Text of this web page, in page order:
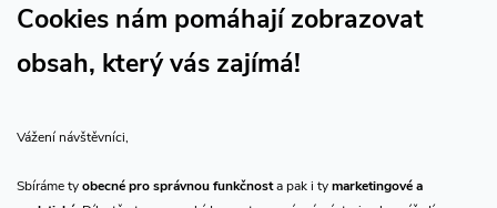
Cookies nám pomáhají zobrazovat
obsah, který vás zajímá!
Vážení návštěvníci,
Sbíráme tyobecné pro správnou funkčnosta pak i tymarketingové a
Sledujte náš vlog CHN_CZ